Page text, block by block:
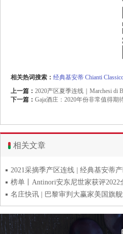
相关热词搜索： 经典基安蒂 Chianti
上一篇： 2020产区夏季连线｜Marchesi di
下一篇： Gaja酒庄：2020年份非常值得期
相关文章